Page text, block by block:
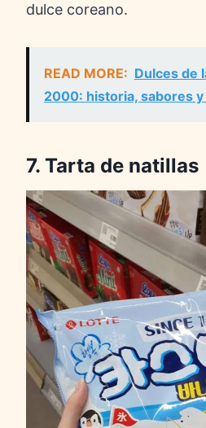
dulce coreano.
READ MORE: Dulces de
2000: historia, sabores
7. Tarta de natillas